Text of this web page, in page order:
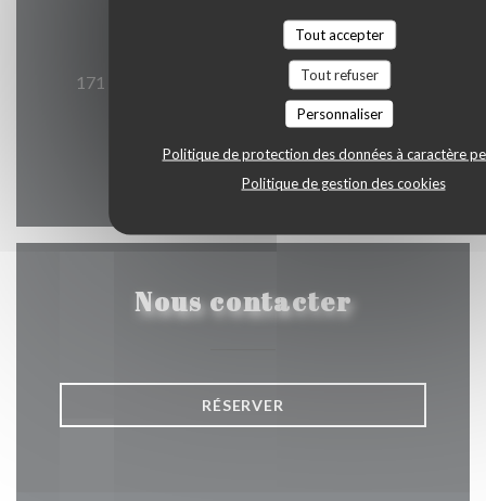
Tout accepter
Tout refuser
Personnaliser
Politique de protection des données à caractère
Politique de gestion des cookies
171 boulevard du Montparnasse 75006 Paris
01 40 51 34 50
Facebook ((ouvre une
Instagram ((ouvre une
Nous contacter
RÉSERVER